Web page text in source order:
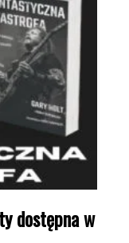
dostępna w